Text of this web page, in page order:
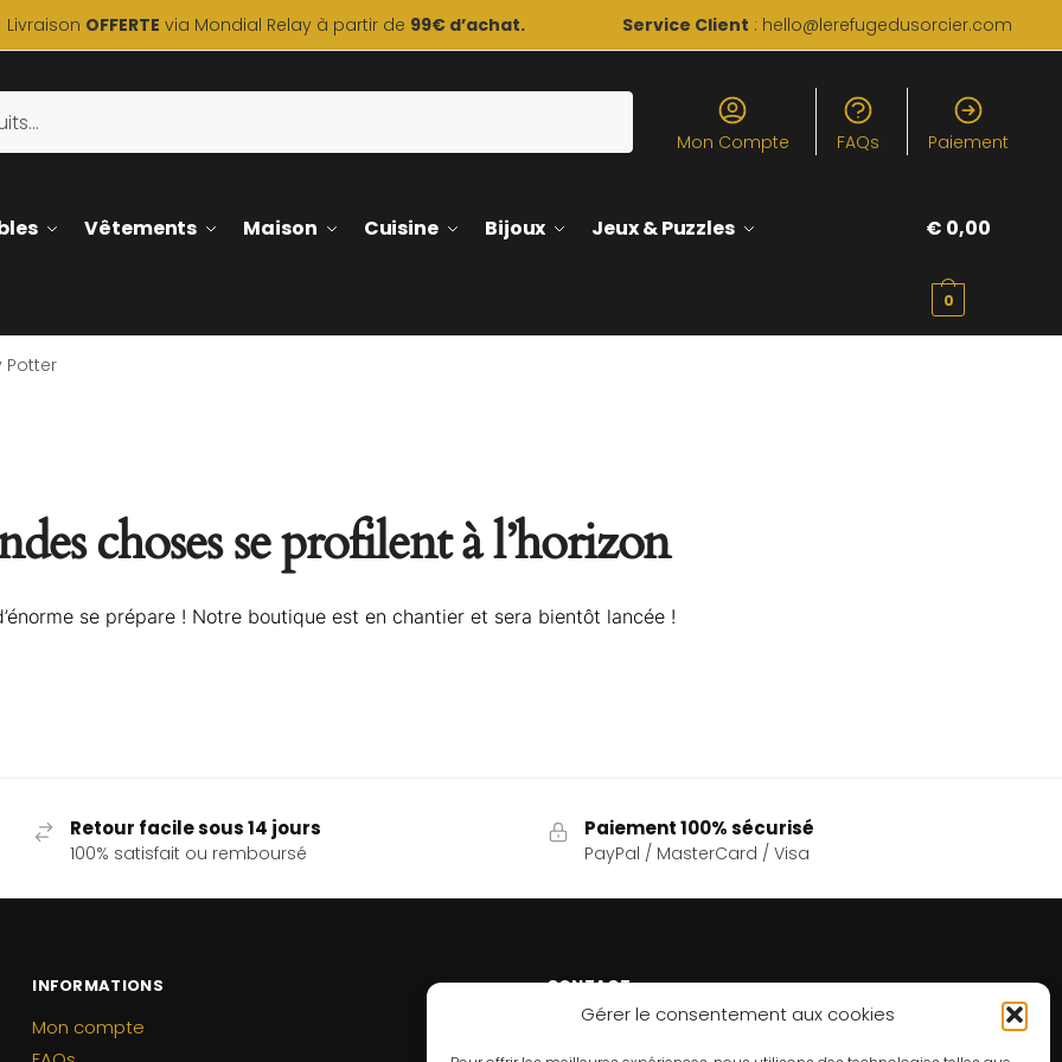
Gérer le consentement aux cookies
Livraison OFFERTE via Mondial Relay à partir de 99€ d’achat. Service Client : hello@lerefugedusorcier.com
Mon Compte FAQs Paiement
Vêtements Maison Cuisine Bijoux Jeux & Puzzles € 0,00
0
Potter
choses se profilent à l’horizon
se prépare ! Notre boutique est en chantier et sera bientôt lancée !
Retour facile sous 14 jours
100% satisfait ou remboursé
Paiement 100% sécurisé
PayPal / MasterCard / Visa
INFORMATIONS
Mon compte
CONTACT
Un problème ? Une question ? Le Refuge du Sorcier™
est à votre disposition 7j/7 et 24h/24.